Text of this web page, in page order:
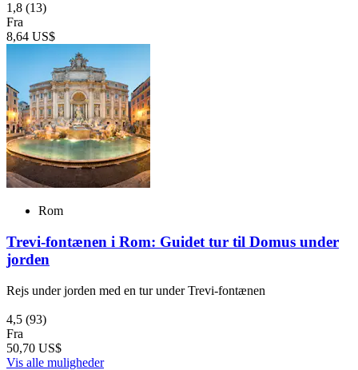
1,8 (13)
Fra
8,64 US$
Rom
Trevi-fontænen i Rom: Guidet tur til Domus under
jorden
Rejs under jorden med en tur under Trevi-fontænen
4,5 (93)
Fra
50,70 US$
Vis alle muligheder